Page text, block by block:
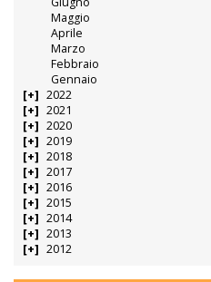
Maggio
Aprile
Marzo
Febbraio
Gennaio
2022
2021
2020
2019
2018
2017
2016
2015
2014
2013
2012